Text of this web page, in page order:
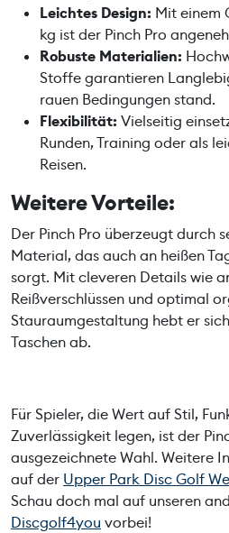
Leichtes Design: Mit einem
kg ist der Pinch Pro
Robuste Materialien:
Stoffe garantieren
rauen Bedingungen stand.
Flexibilität: Vielseitig
Runden, Training oder als
Reisen.
Weitere Vorteile:
Der Pinch Pro überzeugt durch
Material, das auch an heißen
sorgt. Mit cleveren Details wie
Reißverschlüssen und optimal
Stauraumgestaltung hebt er
Taschen ab.
Für Spieler, die Wert auf Stil,
Zuverlässigkeit legen, ist der
ausgezeichnete Wahl. Weitere
auf der Upper Park Disc Golf
Schau doch mal auf unseren
Discgolf4you vorbei!